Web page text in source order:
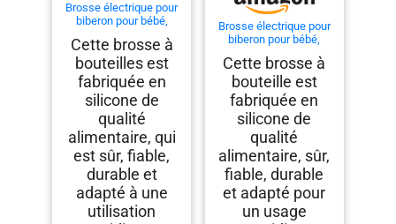
Brosse électrique pour
biberon pour bébé,
Ensemble de brosses
électriques en Silicone,
Brosse de Nettoyage
de biberon, Brosse de
Nettoyage de biberon,
Brosse de Nettoyage
de Paille
Cette brosse à
bouteilles est
fabriquée en
silicone de
qualité
alimentaire, qui
est sûr, fiable,
durable et
adapté à une
utilisation
Brosse électrique pour
biberon pour bébé,
Ensemble de brosses
électriques en Silicone,
Brosse de Nettoyage
de biberon, Brosse de
Nettoyage de biberon,
Brosse de Nettoyage
de Paille
Cette brosse à
bouteille est
fabriquée en
silicone de
qualité
alimentaire, sûr,
fiable, durable
et adapté pour
un usage